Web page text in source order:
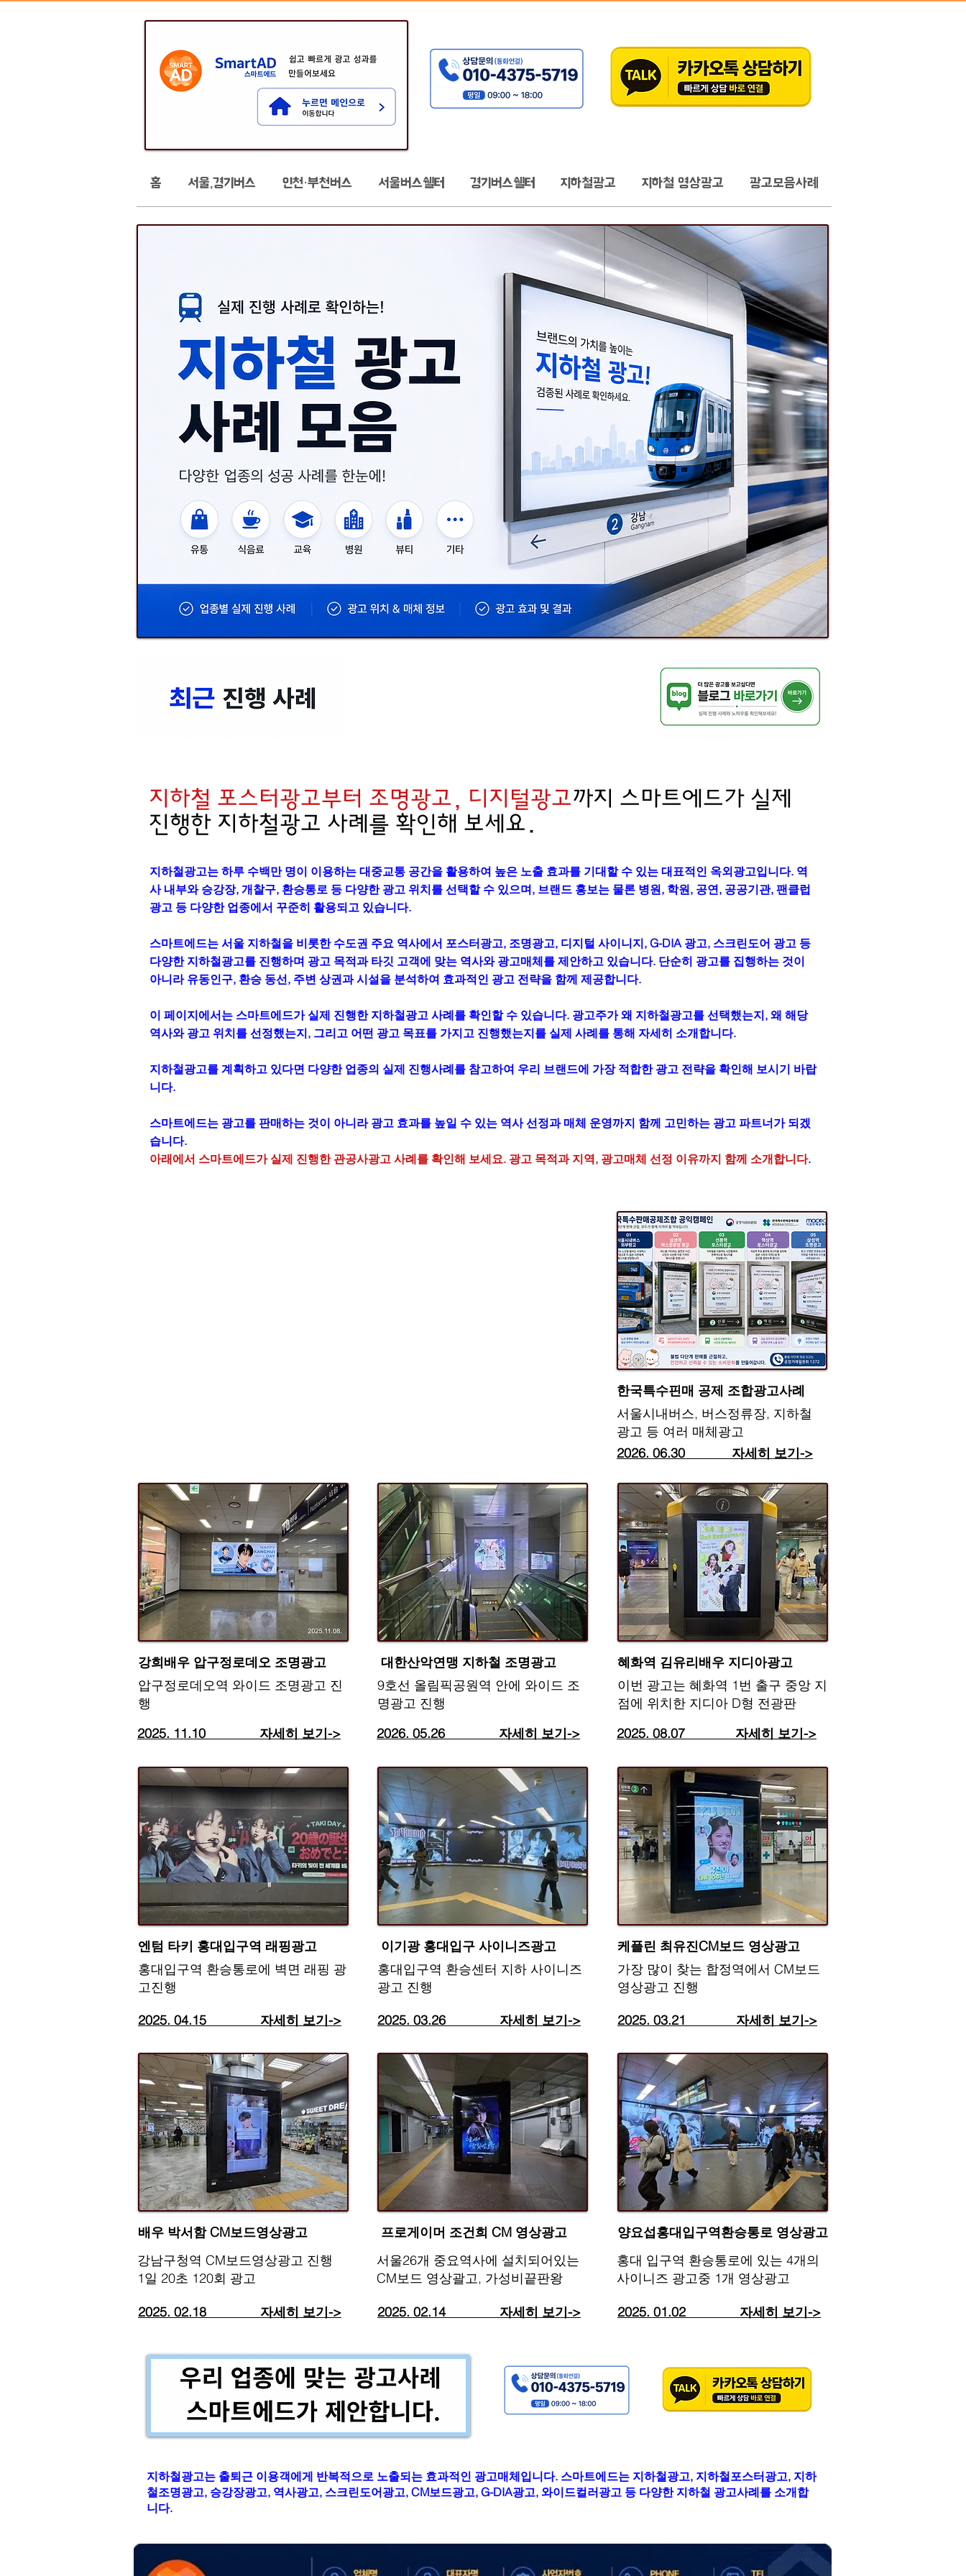
홈 서울,경기버스 인천·부천버스 서울버스쉘터 경기버스쉘터 지하철광고 지하철 영상광고 광고모음사례
지하철 포스터광고부터 조명광고, 디지털광고까지 스마트에드가 실제
진행한 지하철광고 사례를 확인해 보세요.
지하철광고는 하루 수백만 명이 이용하는 대중교통 공간을 활용하여 높은 노출 효과를 기대할 수 있는 대표적인 옥외광고입니다. 역
사 내부와 승강장, 개찰구, 환승통로 등 다양한 광고 위치를 선택할 수 있으며, 브랜드 홍보는 물론 병원, 학원, 공연, 공공기관, 팬클럽
광고 등 다양한 업종에서 꾸준히 활용되고 있습니다.
스마트에드는 서울 지하철을 비롯한 수도권 주요 역사에서 포스터광고, 조명광고, 디지털 사이니지, G-DIA 광고, 스크린도어 광고 등
다양한 지하철광고를 진행하며 광고 목적과 타깃 고객에 맞는 역사와 광고매체를 제안하고 있습니다. 단순히 광고를 집행하는 것이
아니라 유동인구, 환승 동선, 주변 상권과 시설을 분석하여 효과적인 광고 전략을 함께 제공합니다.
이 페이지에서는 스마트에드가 실제 진행한 지하철광고 사례를 확인할 수 있습니다. 광고주가 왜 지하철광고를 선택했는지, 왜 해당
역사와 광고 위치를 선정했는지, 그리고 어떤 광고 목표를 가지고 진행했는지를 실제 사례를 통해 자세히 소개합니다.
지하철광고를 계획하고 있다면 다양한 업종의 실제 진행사례를 참고하여 우리 브랜드에 가장 적합한 광고 전략을 확인해 보시기 바랍
니다.
스마트에드는 광고를 판매하는 것이 아니라 광고 효과를 높일 수 있는 역사 선정과 매체 운영까지 함께 고민하는 광고 파트너가 되겠
습니다.
아래에서 스마트에드가 실제 진행한 관공사광고 사례를 확인해 보세요. 광고 목적과 지역, 광고매체 선정 이유까지 함께 소개합니다.
​한국특수핀매 공제 조합광고사례
​서울시내버스, 버스정류장, 지하철
광고 등 여러 매체광고
2026. 06.30 자세히 보기->
​강희배우 압구정로데오 조명광고
​압구정로데오역 와이드 조명광고 진
행
2025. 11.10​ 자세히 보기->
​ 대한산악연맹 지하철 조명광고
​9호선 올림픽공원역 안에 와이드 조
명광고 진행​
2026. 05.26​ 자세히 보기->
​혜화역 김유리배우 지디아광고
이번 광고는 혜화역 1번 출구 중앙 지
점에 위치한 지디아 D형 전광판
2025. 08.07 자세히 보기->
​엔텀 타키 홍대입구역 래핑광고
​홍대입구역 환승통로에 벽면 래핑 광
고진행
2025. 04.15​ 자세히 보기->
​ 이기광 홍대입구 사이니즈광고
​홍대입구역 환승센터 지하 사이니즈
광고 진행
2025. 03.26​ 자세히 보기->
​케플린 최유진CM보드 영상광고
​가장 많이 찾는 합정역에서 CM보드
영상광고 진행
2025. 03.21 자세히 보기->
​배우 박서함 CM보드영상광고
강남구청역 CM보드영상광고 진행
​1일 20초 120회 광고
2025. 02.18​ 자세히 보기->
​ 프로게이머 조건희 CM 영상광고
서울26개 중요역사에 설치되어있는
CM보드 영상괄고, 가성비끝판왕
2025. 02.14​ 자세히 보기->
​양요섭홍대입구역환승통로 영상광고
​홍대 입구역 환승통로에 있는 4개의
사이니즈 광고중 1개 영상광고
2025. 01.02​ 자세히 보기->
지하철광고는 출퇴근 이용객에게 반복적으로 노출되는 효과적인 광고매체입니다. 스마트에드는 지하철광고, 지하철포스터광고, 지하
철조명광고, 승강장광고, 역사광고, 스크린도어광고, CM보드광고, G-DIA광고, 와이드컬러광고 등 다양한 지하철 광고사례를 소개합
니다.